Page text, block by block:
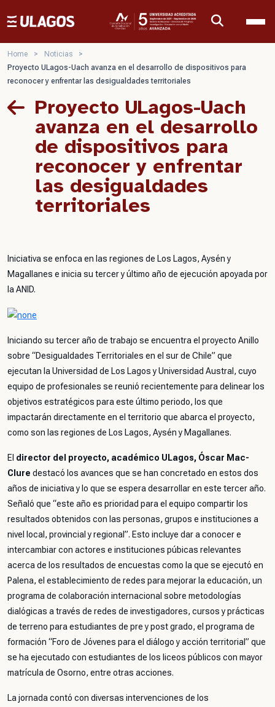
Ulagos Template
Home > Noticias
>
Proyecto ULagos-Uach avanza en el desarrollo de dispositivos para
reconocer y enfrentar las desigualdades territoriales
Proyecto ULagos-Uach
avanza en el desarrollo
de dispositivos para
reconocer y enfrentar
las desigualdades
territoriales
Iniciativa se enfoca en las regiones de Los Lagos, Aysén y
Magallanes e inicia su tercer y último año de ejecución apoyada por
la ANID.
Iniciando su tercer año de trabajo se encuentra el proyecto Anillo
sobre “Desigualdades Territoriales en el sur de Chile” que
ejecutan la Universidad de Los Lagos y Universidad Austral, cuyo
equipo de profesionales se reunió recientemente para delinear los
objetivos estratégicos para este último periodo, los que
impactarán directamente en el territorio que abarca el proyecto,
como son las regiones de Los Lagos, Aysén y Magallanes.
El director del proyecto, académico ULagos, Óscar Mac-
Clure destacó los avances que se han concretado en estos dos
años de iniciativa y lo que se espera desarrollar en este tercer año.
Señaló que “este año es prioridad para el equipo compartir los
resultados obtenidos con las personas, grupos e instituciones a
nivel local, provincial y regional”. Esto incluye dar a conocer e
intercambiar con actores e instituciones púbicas relevantes
acerca de los resultados de encuestas como la que se ejecutó en
Palena, el establecimiento de redes para mejorar la educación, un
programa de colaboración internacional sobre metodologías
dialógicas a través de redes de investigadores, cursos y prácticas
de terreno para estudiantes de pre y post grado, el programa de
formación “Foro de Jóvenes para el diálogo y acción territorial” que
se ha ejecutado con estudiantes de los liceos públicos con mayor
matrícula de Osorno, entre otras acciones.
La jornada contó con diversas intervenciones de los